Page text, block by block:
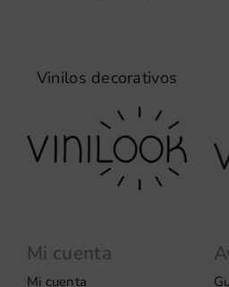
Vinilos decorativos
Mi cuenta
Mi cuenta